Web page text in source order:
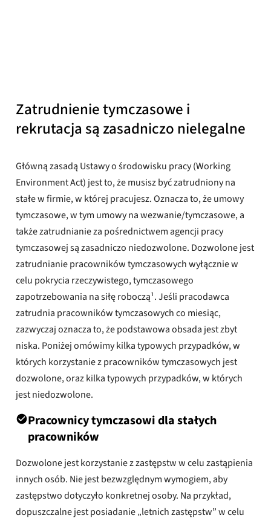
Zatrudnienie tymczasowe i
rekrutacja są zasadniczo nielegalne
Główną zasadą Ustawy o środowisku pracy (Working
Environment Act) jest to, że musisz być zatrudniony na
stałe w firmie, w której pracujesz. Oznacza to, że umowy
tymczasowe, w tym umowy na wezwanie/tymczasowe, a
także zatrudnianie za pośrednictwem agencji pracy
tymczasowej są zasadniczo niedozwolone. Dozwolone jest
zatrudnianie pracowników tymczasowych wyłącznie w
celu pokrycia rzeczywistego, tymczasowego
zapotrzebowania na siłę roboczą¹. Jeśli pracodawca
zatrudnia pracowników tymczasowych co miesiąc,
zazwyczaj oznacza to, że podstawowa obsada jest zbyt
niska. Poniżej omówimy kilka typowych przypadków, w
których korzystanie z pracowników tymczasowych jest
dozwolone, oraz kilka typowych przypadków, w których
jest niedozwolone.
Pracownicy tymczasowi dla stałych
pracowników
Dozwolone jest korzystanie z zastępstw w celu zastąpienia
innych osób. Nie jest bezwzględnym wymogiem, aby
zastępstwo dotyczyło konkretnej osoby. Na przykład,
dopuszczalne jest posiadanie „letnich zastępstw” w celu